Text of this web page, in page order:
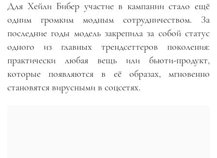
Для Хейли Бибер участие в кампании стало ещё
одним громким модным сотрудничеством. За
последние годы модель закрепила за собой статус
одного из главных трендсеттеров поколения:
практически любая вещь или бьюти-продукт,
которые появляются в её образах, мгновенно
становятся вирусными в соцсетях.